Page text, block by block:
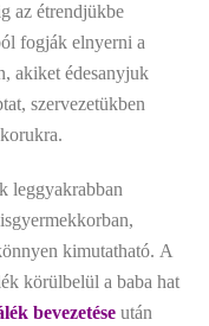
az étrendjükbe
fogják elnyerni a
akiket édesanyjuk
szervezetükben
leggyakrabban
kimutatható. A
körülbelül a baba hat
bevezetése után